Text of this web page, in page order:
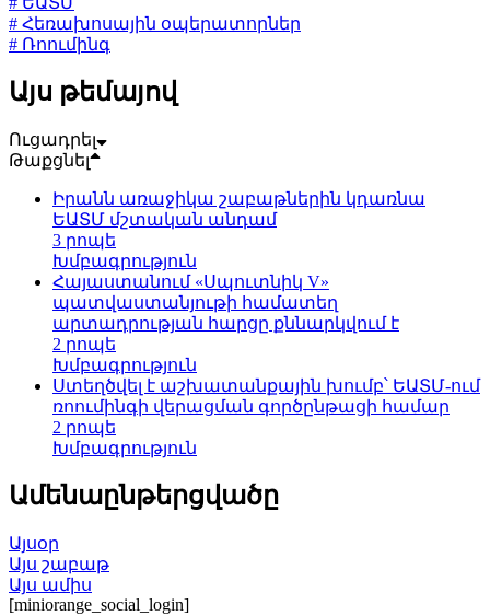
# Հեռախոսային օպերատորներ
# Ռոումինգ
Այս թեմայով
Ուցադրել
Թաքցնել
Իրանն առաջիկա շաբաթներին կդառնա
ԵԱՏՄ մշտական անդամ
3 րոպե
Խմբագրություն
Հայաստանում «Սպուտնիկ V»
պատվաստանյութի համատեղ
արտադրության հարցը քննարկվում է
2 րոպե
Խմբագրություն
Ստեղծվել է աշխատանքային խումբ՝ ԵԱՏՄ-ում
ռոումինգի վերացման գործընթացի համար
2 րոպե
Խմբագրություն
Ամենաընթերցվածը
Այսօր
Այս շաբաթ
Այս ամիս
[miniorange_social_login]